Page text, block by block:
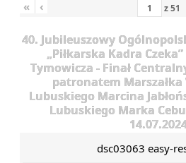
« ‹ z51
40. Jubileuszowy
„Piłkarska Kadra
Tymowicza - Finał
patronatem
Lubuskiego Marcina
Lubuskiego Marka
dsc03063 easy-